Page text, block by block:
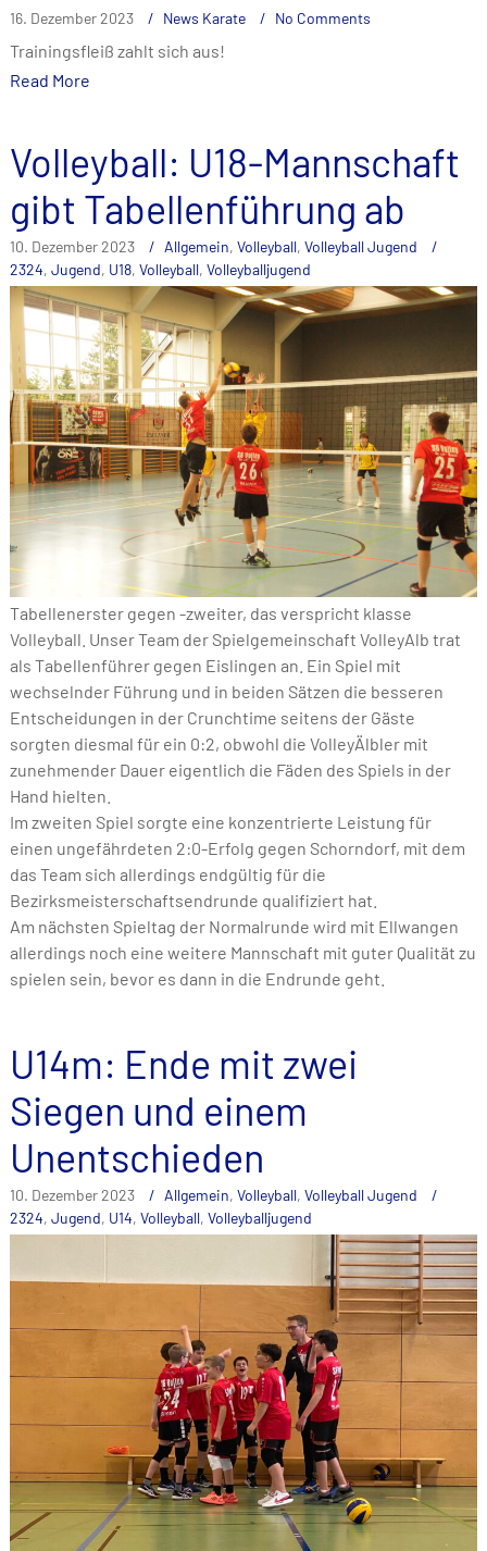
16. Dezember 2023 News Karate No Comments
Trainingsfleiß zahlt sich aus!
Read More
Volleyball: U18-Mannschaft
gibt Tabellenführung ab
10. Dezember 2023 Allgemein, Volleyball, Volleyball Jugend
2324, Jugend, U18, Volleyball, Volleyballjugend
Tabellenerster gegen -zweiter, das verspricht klasse
Volleyball. Unser Team der Spielgemeinschaft VolleyAlb trat
als Tabellenführer gegen Eislingen an. Ein Spiel mit
wechselnder Führung und in beiden Sätzen die besseren
Entscheidungen in der Crunchtime seitens der Gäste
sorgten diesmal für ein 0:2, obwohl die VolleyÄlbler mit
zunehmender Dauer eigentlich die Fäden des Spiels in der
Hand hielten.
Im zweiten Spiel sorgte eine konzentrierte Leistung für
einen ungefährdeten 2:0-Erfolg gegen Schorndorf, mit dem
das Team sich allerdings endgültig für die
Bezirksmeisterschaftsendrunde qualifiziert hat.
Am nächsten Spieltag der Normalrunde wird mit Ellwangen
allerdings noch eine weitere Mannschaft mit guter Qualität zu
spielen sein, bevor es dann in die Endrunde geht.
U14m: Ende mit zwei
Siegen und einem
Unentschieden
10. Dezember 2023 Allgemein, Volleyball, Volleyball Jugend
2324, Jugend, U14, Volleyball, Volleyballjugend